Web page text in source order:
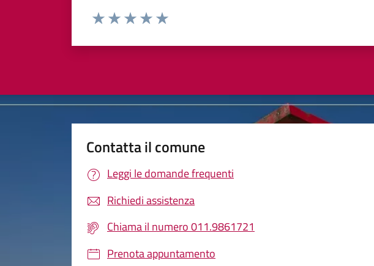
Valuta da 1 a 5 stelle la pagina
Contatta il comune
Leggi le domande frequenti
Richiedi assistenza
Chiama il numero 011.9861721
Prenota appuntamento